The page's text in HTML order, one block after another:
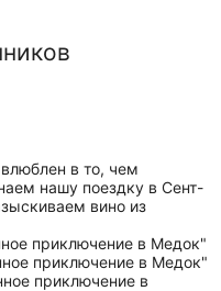
в то, чем
нашу поездку в Сент-
вино из